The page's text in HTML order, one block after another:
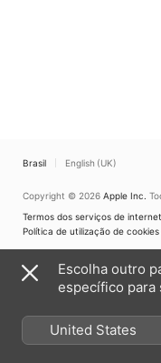
Brasil English (UK)
Copyright © 2026 Apple Inc.
Termos dos serviços de internet
Política de utilização de cookies
Escolha outro
específico para
United States